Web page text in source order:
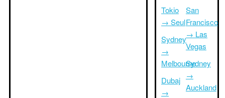
Tokio
→ Seul
Sydney
→
Melbourne
Dubaj
→
San
Francisco
→ Las
Vegas
Sydney
→
Auckland